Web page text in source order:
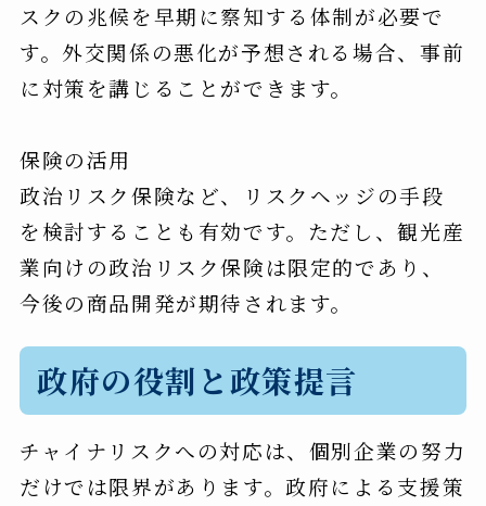
スクの兆候を早期に察知する体制が必要で
す。外交関係の悪化が予想される場合、事前
に対策を講じることができます。
保険の活用
政治リスク保険など、リスクヘッジの手段
を検討することも有効です。ただし、観光産
業向けの政治リスク保険は限定的であり、
今後の商品開発が期待されます。
政府の役割と政策提言
チャイナリスクへの対応は、個別企業の努力
だけでは限界があります。政府による支援策